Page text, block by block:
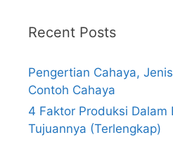
Recent Posts
Pengertian Cahaya,
Contoh Cahaya
4 Faktor Produksi Dalam
Tujuannya (Terlengkap)